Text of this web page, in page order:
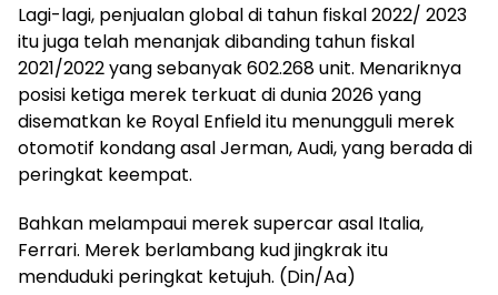
Lagi-lagi, penjualan global di tahun fiskal 2022/ 2023
itu juga telah menanjak dibanding tahun fiskal
2021/2022 yang sebanyak 602.268 unit. Menariknya
posisi ketiga merek terkuat di dunia 2026 yang
disematkan ke Royal Enfield itu menungguli merek
otomotif kondang asal Jerman, Audi, yang berada di
peringkat keempat.
Bahkan melampaui merek supercar asal Italia,
Ferrari. Merek berlambang kud jingkrak itu
menduduki peringkat ketujuh. (Din/Aa)